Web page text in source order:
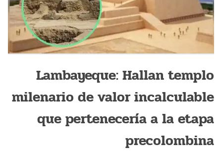
Lambayeque: Hallan templo
milenario de valor incalculable
que pertenecería a la etapa
precolombina